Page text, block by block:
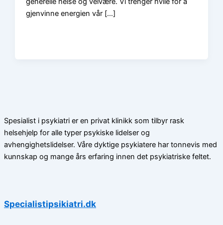
gjenvinne energien vår […]
Spesialist i psykiatri er en privat klinikk som tilbyr rask
helsehjelp for alle typer psykiske lidelser og
avhengighetslidelser. Våre dyktige psykiatere har tonnevis med
kunnskap og mange års erfaring innen det psykiatriske feltet.
Specialistipsikiatri.dk